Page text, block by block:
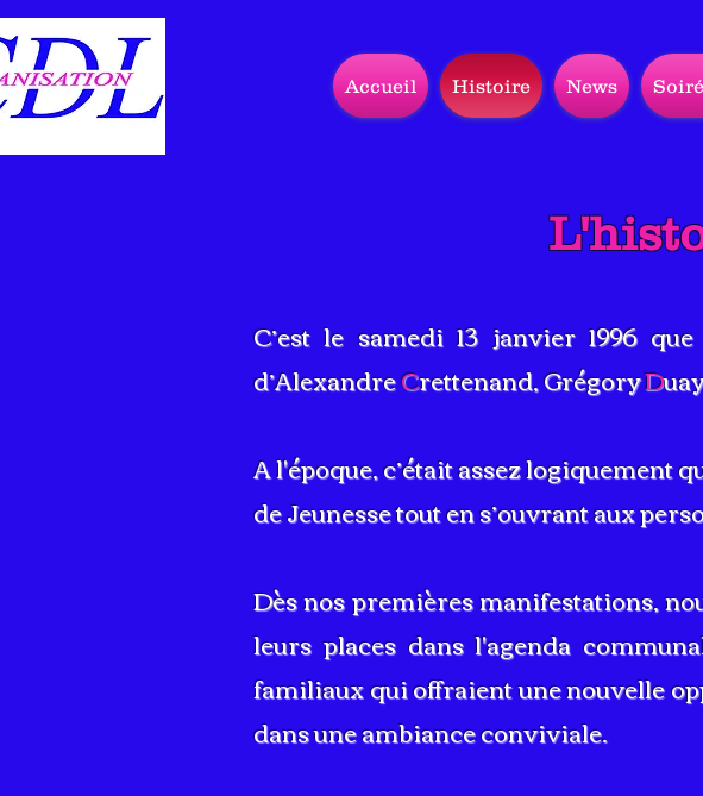
Accueil Histoire News
C’est le samedi 13 janvier 1996
d’AlexandreCrettenand, GrégoryD
A l'époque, c’était assez logiquement
de Jeunesse tout en s’ouvrant aux
Dès nos premières manifestations,
leurs places dans l'agenda
familiaux qui offraient une nouvelle
dans une ambiance conviviale.